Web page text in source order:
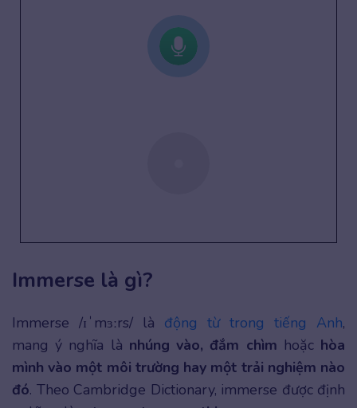
Immerse là gì?
Immerse /ɪˈmɜːrs/ là động từ trong tiếng Anh,
mang ý nghĩa là nhúng vào, đắm chìm hoặc hòa
mình vào một môi trường hay một trải nghiệm nào
đó. Theo Cambridge Dictionary, immerse được định